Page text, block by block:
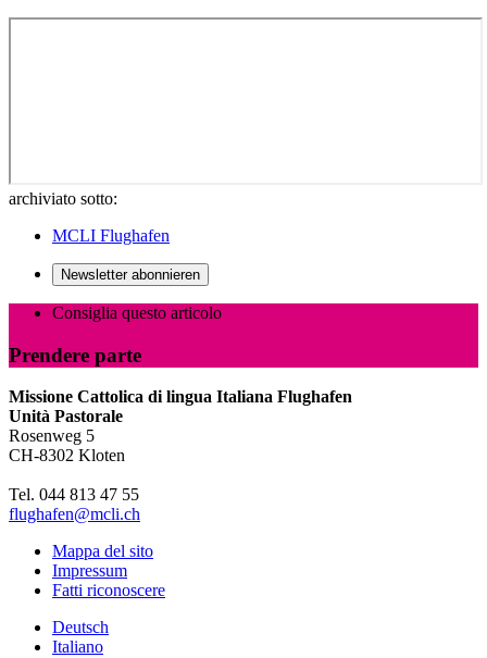
archiviato sotto:
MCLI Flughafen
Newsletter abonnieren
Consiglia questo articolo
Prendere parte
Missione Cattolica di lingua Italiana Flughafen
Unità Pastorale
Rosenweg 5
CH-8302 Kloten
Tel. 044 813 47 55
flughafen@mcli.ch
Mappa del sito
Impressum
Fatti riconoscere
Deutsch
Italiano